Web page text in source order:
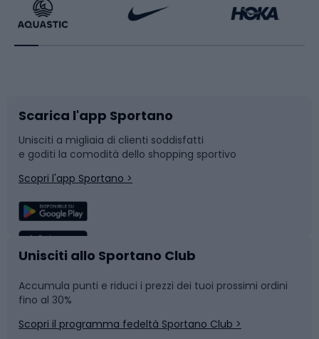
Bikepacking
Bushcraft
Corsa
Sport di squadra
Caschi da ciclismo
Skitouring
Sport con le racchette
Slitte e slittini
Snowboard
Camminata nordica
Nuoto
Pattinaggio
Scarica l'app Sportano
Unisciti a migliaia di clienti soddisfatti
e goditi la comodità dello shopping sportivo
Scopri l'app Sportano >
Unisciti allo Sportano Club
Accumula punti e riduci i prezzi dei tuoi prossimi ordini
fino al 30%
Scopri il programma fedeltà Sportano Club >